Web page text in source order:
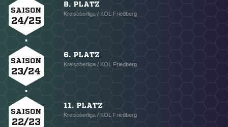
SAISON
24/25
8. PLATZ
Kreisoberliga / KOL Friedberg
SAISON
23/24
6. PLATZ
Kreisoberliga / KOL Friedberg
SAISON
22/23
11. PLATZ
Kreisoberliga / KOL Friedberg